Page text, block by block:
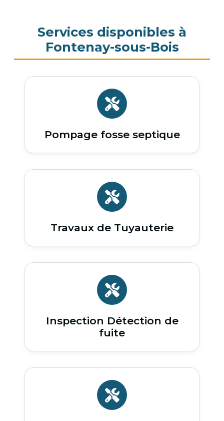
Services disponibles à
Fontenay-sous-Bois
Pompage fosse septique
Travaux de Tuyauterie
Inspection Détection de
fuite